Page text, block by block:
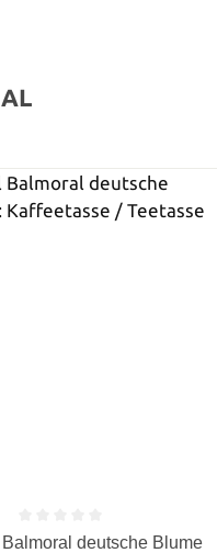
Bewertung von 0
deutsche Blume